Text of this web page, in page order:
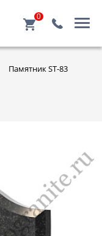
0
Памятник ST-83